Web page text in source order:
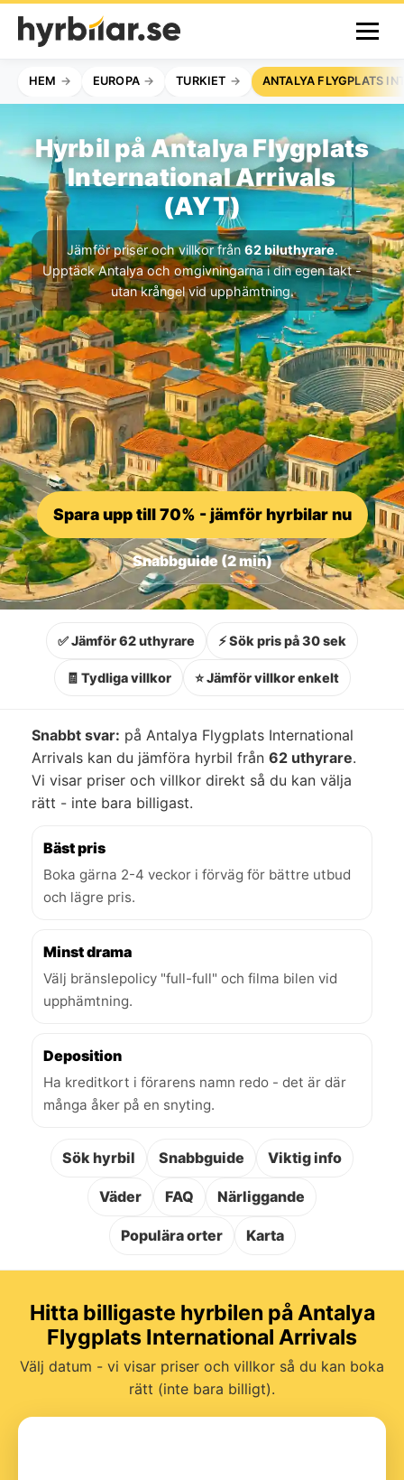
HEM EUROPA TURKIET ANTALYA FLYGPLATS
Hyrbil på Antalya Flygplats
International Arrivals
(AYT)
Jämför priser och villkor från62 biluthyrare.
Upptäck Antalya och omgivningarna i din egen takt -
utan krångel vid upphämtning.
Spara upp till 70% - jämför hyrbilar nu
Snabbguide (2 min)
✅ Jämför 62 uthyrare ⚡ Sök pris på 30 sek
🧾 Tydliga villkor ⭐ Jämför villkor enkelt
Snabbt svar: på Antalya Flygplats International
Arrivals kan du jämföra hyrbil från 62 uthyrare.
Vi visar priser och villkor direkt så du kan välja
rätt - inte bara billigast.
Bäst pris
Boka gärna 2-4 veckor i förväg för bättre utbud
och lägre pris.
Minst drama
Välj bränslepolicy "full-full" och filma bilen vid
upphämtning.
Deposition
Ha kreditkort i förarens namn redo - det är där
många åker på en snyting.
Sök hyrbil Snabbguide Viktig info
Väder FAQ Närliggande
Populära orter Karta
Hitta billigaste hyrbilen på Antalya
Flygplats International Arrivals
Välj datum - vi visar priser och villkor så du kan boka
rätt (inte bara billigt).